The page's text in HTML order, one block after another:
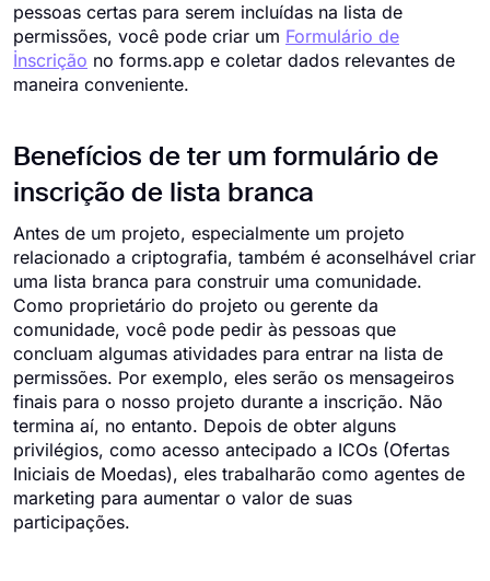
pessoas certas para serem incluídas na lista de
permissões, você pode criar um Formulário de
İnscrição no forms.app e coletar dados relevantes de
maneira conveniente.
Benefícios de ter um formulário de
inscrição de lista branca
Antes de um projeto, especialmente um projeto
relacionado a criptografia, também é aconselhável criar
uma lista branca para construir uma comunidade.
Como proprietário do projeto ou gerente da
comunidade, você pode pedir às pessoas que
concluam algumas atividades para entrar na lista de
permissões. Por exemplo, eles serão os mensageiros
finais para o nosso projeto durante a inscrição. Não
termina aí, no entanto. Depois de obter alguns
privilégios, como acesso antecipado a ICOs (Ofertas
Iniciais de Moedas), eles trabalharão como agentes de
marketing para aumentar o valor de suas
participações.